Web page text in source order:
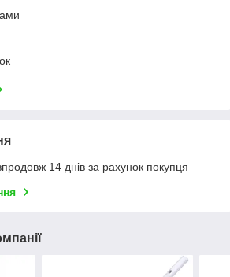
14 днів за рахунок покупця